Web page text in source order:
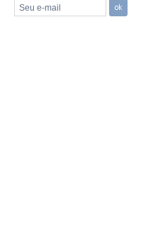
Seu e-mail